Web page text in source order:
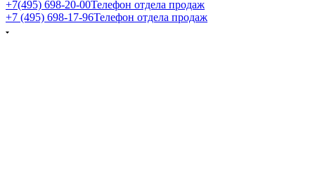
+7(495) 698-20-00Телефон отдела продаж
+7 (495) 698-17-96Телефон отдела продаж